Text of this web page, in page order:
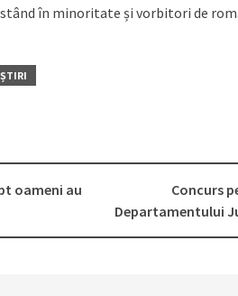
în minoritate și vorbitori de
ȘTIRI
oameni au
Concurs
Departamentului